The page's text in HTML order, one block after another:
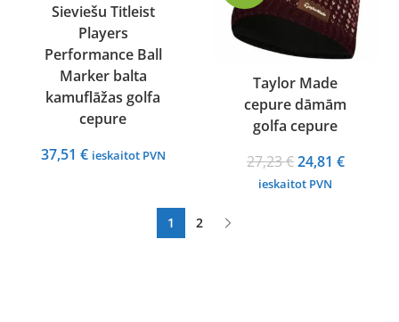
Sieviešu Titleist
Players
Performance Ball
Marker balta
kamuflāžas golfa
cepure
37,51 € ieskaitot PVN
Taylor Made
cepure dāmām
golfa cepure
27,23€Original
price
24,81 €Current
ieskaitot PVN
1 2